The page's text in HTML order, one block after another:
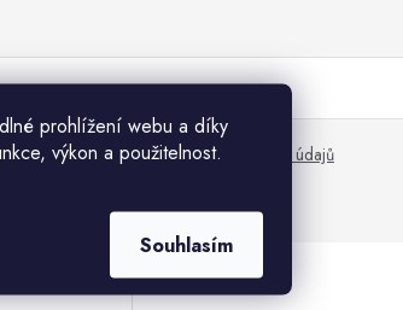
prohlížení webu a díky
výkon a použitelnost.
Souhlasím
spodmínkami ochrany osobních údajů